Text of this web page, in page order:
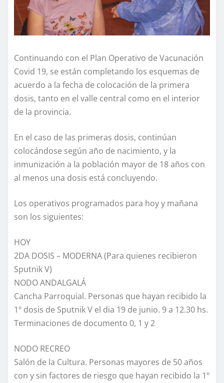
Continuando con el Plan Operativo de Vacunación
Covid 19, se están completando los esquemas de
acuerdo a la fecha de colocación de la primera
dosis, tanto en el valle central como en el interior
de la provincia.
En el caso de las primeras dosis, continúan
colocándose según año de nacimiento, y la
inmunización a la población mayor de 18 años con
al menos una dosis está concluyendo.
Los operativos programados para hoy y mañana
son los siguientes:
HOY
2DA DOSIS – MODERNA (Para quienes recibieron
Sputnik V)
NODO ANDALGALÁ
Cancha Parroquial. Personas que hayan recibido la
1º dosis de Sputnik V el dia 19 de junio. 9 a 12.30 hs.
Terminaciones de documento 0, 1 y 2
NODO RECREO
Salón de la Cultura. Personas mayores de 50 años
con y sin factores de riesgo que hayan recibido la 1º